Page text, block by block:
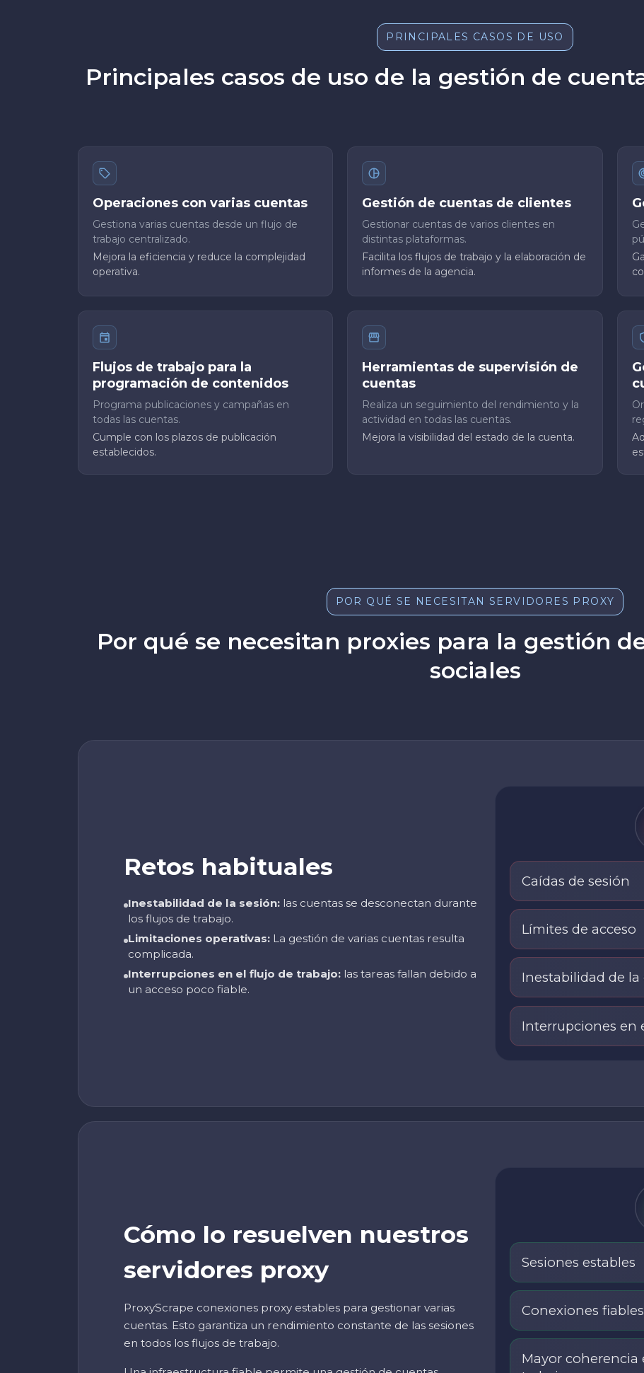
PRINCIPALES CASOS DE USO
Principales casos de uso de la gestión de
Operaciones con varias cuentas
Gestiona varias cuentas desde un flujo de
trabajo centralizado.
Mejora la eficiencia y reduce la complejidad
operativa.
Gestión de cuentas de clientes
Gestionar cuentas de varios clientes en
distintas plataformas.
Facilita los flujos de trabajo y la elaboración de
informes de la agencia.
Flujos de trabajo para la
programación de contenidos
Programa publicaciones y campañas en
todas las cuentas.
Cumple con los plazos de publicación
establecidos.
Herramientas de supervisión de
cuentas
Realiza un seguimiento del rendimiento y la
actividad en todas las cuentas.
Mejora la visibilidad del estado de la cuenta.
POR QUÉ SE NECESITAN SERVIDORES PROXY
Por qué se necesitan proxies para la gestión
sociales
Retos habituales
Inestabilidad de la sesión: las cuentas se desconectan durante
los flujos de trabajo.
Limitaciones operativas: La gestión de varias cuentas resulta
complicada.
Interrupciones en el flujo de trabajo: las tareas fallan debido a
un acceso poco fiable.
Caídas de sesión
Límites de acceso
Inestabilidad de
Interrupciones en
Cómo lo resuelven nuestros
servidores proxy
ProxyScrape conexiones proxy estables para gestionar varias
cuentas. Esto garantiza un rendimiento constante de las sesiones
en todos los flujos de trabajo.
Sesiones estables
Conexiones fiables
Mayor coherencia